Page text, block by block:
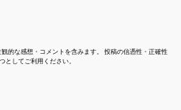
的な感想・コメントを含みます。 投稿の信憑性・正確性
としてご利用ください。